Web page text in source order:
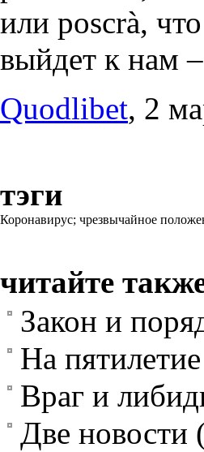
или poscrà,
выйдет к нам
Quodlibet, 2
тэги
Коронавирус; чрезвычайное
читайте
Закон и
На
Враг и
Две новости